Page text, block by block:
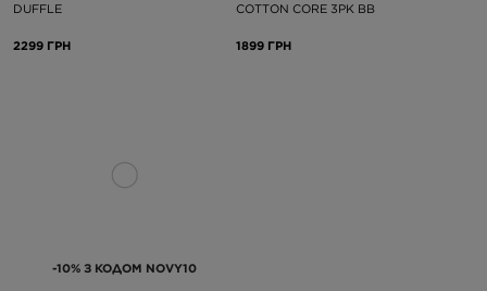
DUFFLE
2299 ГРН
COTTON CORE 3PK BB
1899 ГРН
-10% З КОДОМ NOVY10